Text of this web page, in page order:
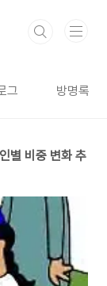
그 방명록
별 비중 변화 추